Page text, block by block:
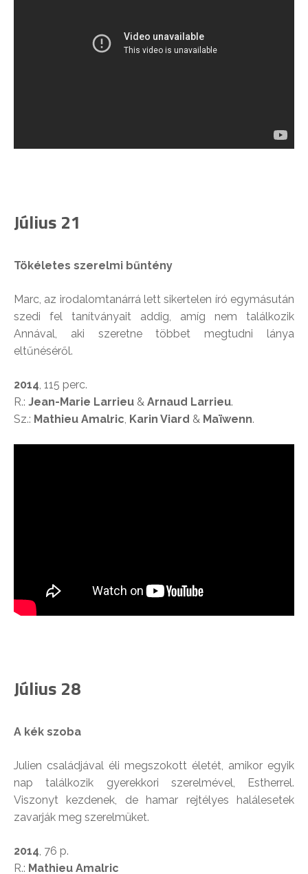
Július 21
Tökéletes szerelmi bűntény
Marc, az irodalomtanárrá lett sikertelen író egymásután
szedi fel tanítványait addig, amíg nem találkozik
Annával, aki szeretne többet megtudni lánya
eltűnéséről.
2014 , 115 perc.
R.: Jean-Marie Larrieu & Arnaud Larrieu.
Sz.: Mathieu Amalric Karin Viard & Maïwenn.
Július 28
A kék szoba
Julien családjával éli megszokott életét, amikor egyik
nap találkozik gyerekkori szerelmével, Estherrel.
Viszonyt kezdenek, de hamar rejtélyes halálesetek
zavarják meg szerelmüket.
2014, 76 p.
R.: Mathieu Amalric